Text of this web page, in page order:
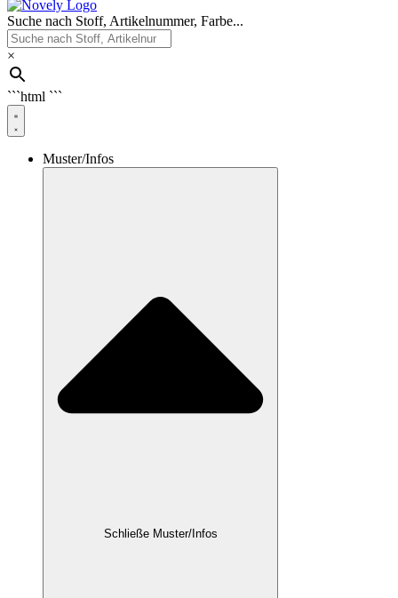
Suche nach Stoff, Artikelnummer, Farbe...
×
```html ```
Muster/Infos
Schließe Muster/Infos